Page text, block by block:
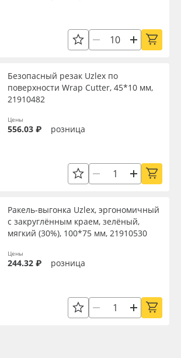
Безопасный резак Uzlex по
поверхности Wrap Cutter, 45*10 мм,
21910482
Цены
556.03 ₽ розница
Ракель-выгонка Uzlex, эргономичный
с закруглённым краем, зелёный,
мягкий (30%), 100*75 мм, 21910530
Цены
244.32 ₽ розница